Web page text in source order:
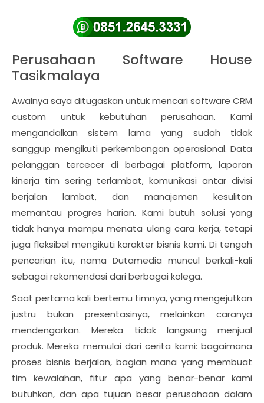
Perusahaan Software House
Tasikmalaya
Awalnya saya ditugaskan untuk mencari software CRM
custom untuk kebutuhan perusahaan. Kami
mengandalkan sistem lama yang sudah tidak
sanggup mengikuti perkembangan operasional. Data
pelanggan tercecer di berbagai platform, laporan
kinerja tim sering terlambat, komunikasi antar divisi
berjalan lambat, dan manajemen kesulitan
memantau progres harian. Kami butuh solusi yang
tidak hanya mampu menata ulang cara kerja, tetapi
juga fleksibel mengikuti karakter bisnis kami. Di tengah
pencarian itu, nama Dutamedia muncul berkali-kali
sebagai rekomendasi dari berbagai kolega.
Saat pertama kali bertemu timnya, yang mengejutkan
justru bukan presentasinya, melainkan caranya
mendengarkan. Mereka tidak langsung menjual
produk. Mereka memulai dari cerita kami: bagaimana
proses bisnis berjalan, bagian mana yang membuat
tim kewalahan, fitur apa yang benar-benar kami
butuhkan, dan apa tujuan besar perusahaan dalam